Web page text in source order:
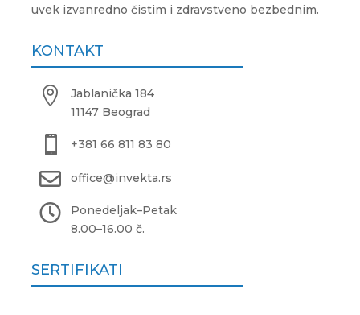
uvek izvanredno čistim i zdravstveno bezbednim.
KONTAKT

Jablanička 184
11147 Beograd
 +381 66 811 83 80
 office@invekta.rs
 Ponedeljak–Petak
8.00–16.00 č.
SERTIFIKATI